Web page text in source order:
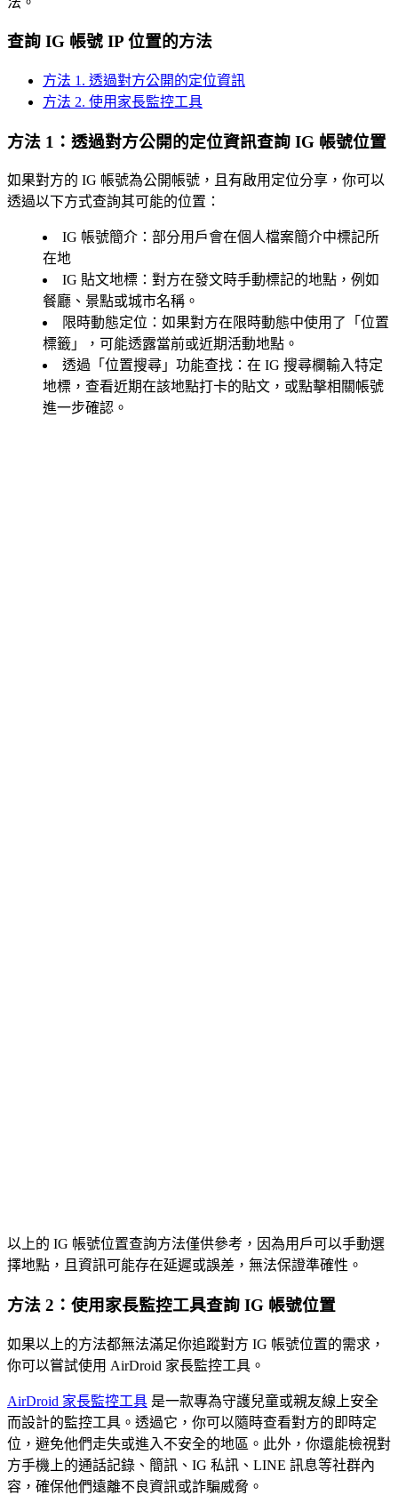
查詢 IG 帳號 IP 位置的方法
方法 1. 透過對方公開的定位資訊
方法 2. 使用家長監控工具
方法 1：透過對方公開的定位資訊查詢 IG 帳號位置
如果對方的 IG 帳號為公開帳號，且有啟用定位分享，你可以
透過以下方式查詢其可能的位置：
IG 帳號簡介：部分用戶會在個人檔案簡介中標記所
在地
IG 貼文地標：對方在發文時手動標記的地點，例如
餐廳、景點或城市名稱。
限時動態定位：如果對方在限時動態中使用了「位置
標籤」，可能透露當前或近期活動地點。
透過「位置搜尋」功能查找：在 IG 搜尋欄輸入特定
地標，查看近期在該地點打卡的貼文，或點擊相關帳號
進一步確認。
以上的 IG 帳號位置查詢方法僅供參考，因為用戶可以手動選
擇地點，且資訊可能存在延遲或誤差，無法保證準確性。
方法 2：使用家長監控工具查詢 IG 帳號位置
如果以上的方法都無法滿足你追蹤對方 IG 帳號位置的需求，
你可以嘗試使用 AirDroid 家長監控工具。
AirDroid 家長監控工具 是一款專為守護兒童或親友線上安全
而設計的監控工具。透過它，你可以隨時查看對方的即時定
位，避免他們走失或進入不安全的地區。此外，你還能檢視對
方手機上的通話記錄、簡訊、IG 私訊、LINE 訊息等社群內
容，確保他們遠離不良資訊或詐騙威脅。